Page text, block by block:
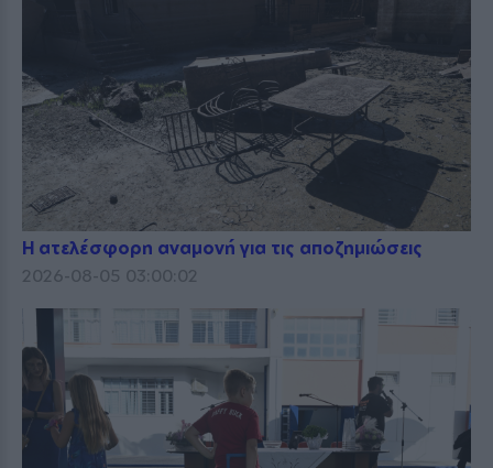
Η ατελέσφορη αναμονή για τις αποζημιώσεις
2026-08-05 03:00:02